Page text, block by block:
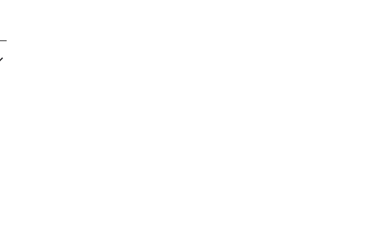
Funktionen für soziale Medien anbieten zu
über Ihre Verwendung unserer
Diese Partner können diese Informationen
die sie im Rahmen Ihrer Nutzung der
dieser Website zu ermöglichen, wie zum
Zustimmungseinstellungen. Diese Cookies